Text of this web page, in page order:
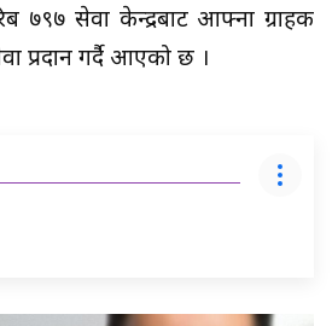
७९७ सेवा केन्द्रबाट आफ्ना ग्राहक
प्रदान गर्दै आएको छ ।